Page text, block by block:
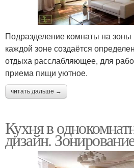
Подразделение комнаты на зоны
каждой зоне создаётся
отдыха расслабляющее, для
приема пищи уютное.
читать дальше →
Кухня в
дизайн.